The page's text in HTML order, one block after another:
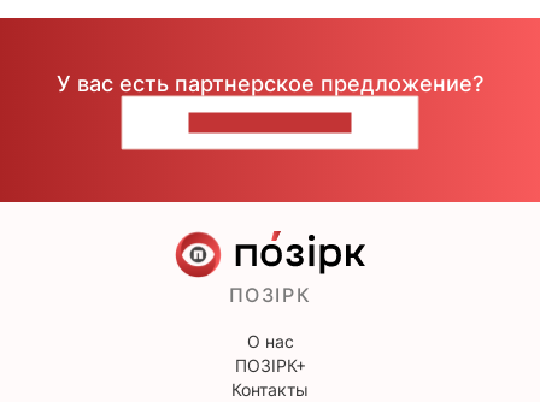
У вас есть партнерское предложение?
ПОЗІРК
О нас
ПОЗІРК+
Контакты